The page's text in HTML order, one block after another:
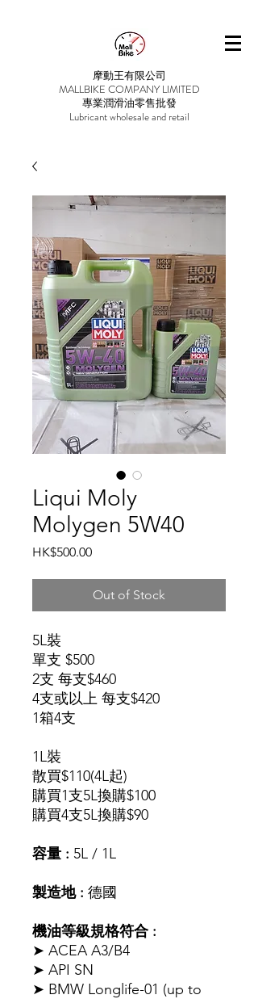
摩動王有限公司
MALLBIKE COMPANY LIMITED
專業潤滑油零售批發
Lubricant wholesale and retail
Liqui Moly
Molygen 5W40
HK$500.00Price
Out of Stock
5L裝
單支 $500
2支 每支$460
4支或以上 每支$420
1箱4支
1L裝
散買$110(4L起)
購買1支5L換購$100
購買4支5L換購$90
容量 : 5L / 1L
製造地 : 德國
機油等級規格符合 :
➤ ACEA A3/B4
➤ API SN
➤ BMW Longlife-01 (up to